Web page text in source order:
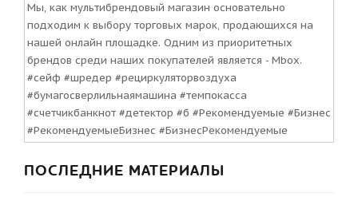
Мы, как мультибрендовый магазин основательно
подходим к выбору торговых марок, продающихся на
нашей онлайн площадке. Одним из приоритетных
брендов среди наших покупателей является - Mbox.
#сейф #шредер #рециркуляторвоздуха
#бумагосверлильнаямашина #темпокасса
#счетчикбанкнот #детектор #б #Рекомендуемые #Бизнес
#РекомендуемыеБизнес #БизнесРекомендуемые
ПОСЛЕДНИЕ МАТЕРИАЛЫ